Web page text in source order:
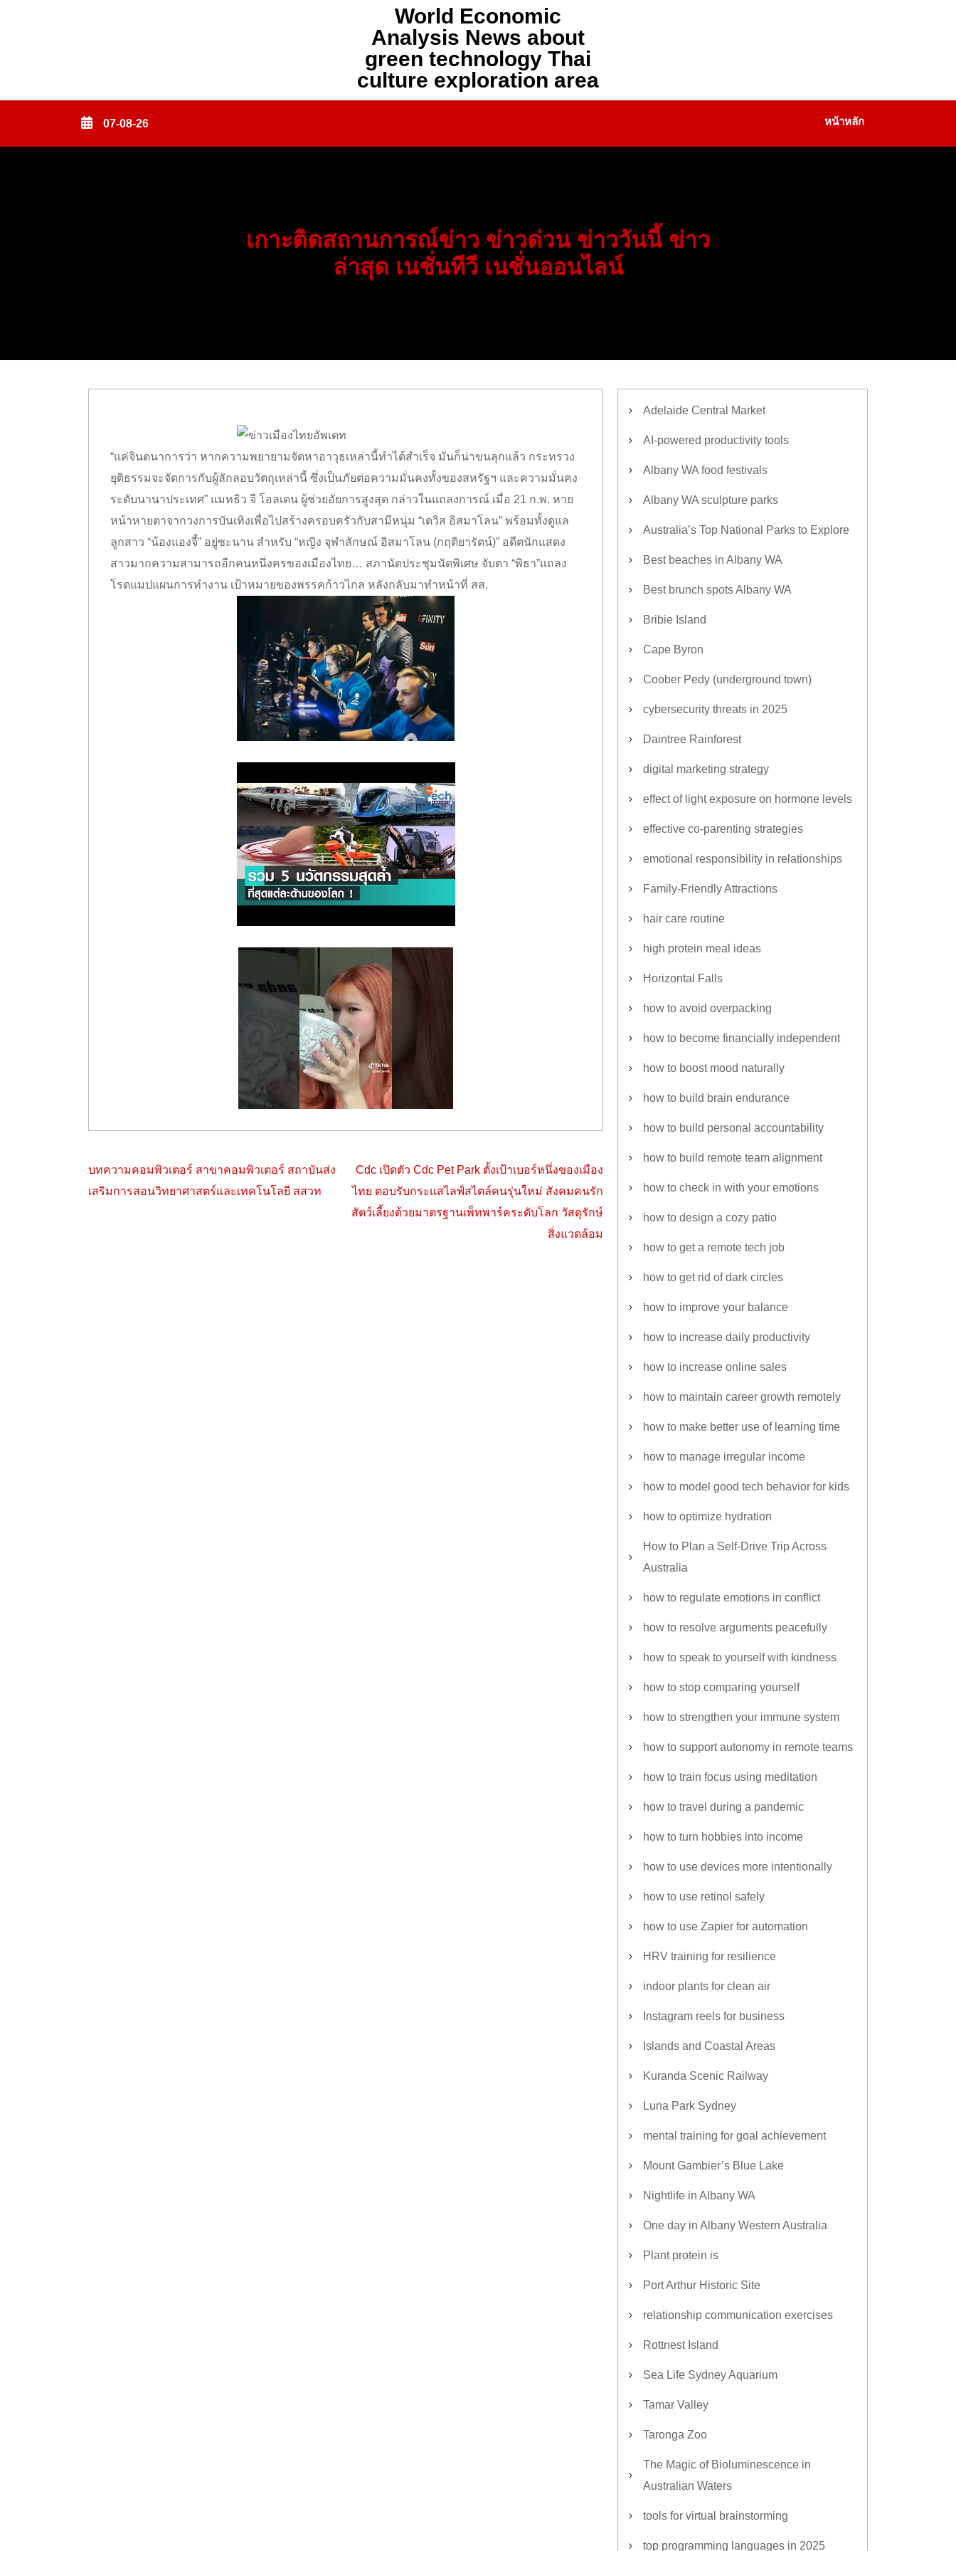
World Economic
Analysis News about
green technology Thai
culture exploration area
07-08-26 หน้าหลัก
เกาะติดสถานการณ์ข่าว ข่าวด่วน ข่าววันนี้ ข่าว
ล่าสุด เนชั่นทีวี เนชั่นออนไลน์
“แค่จินตนาการว่า หากความพยายามจัดหาอาวุธเหล่านี้ทำได้สำเร็จ มันก็น่าขนลุกแล้ว กระทรวง
ยุติธรรมจะจัดการกับผู้ลักลอบวัตถุเหล่านี้ ซึ่งเป็นภัยต่อความมั่นคงทั้งของสหรัฐฯ และความมั่นคง
ระดับนานาประเทศ” แมทธิว จี โอลเดน ผู้ช่วยอัยการสูงสุด กล่าวในแถลงการณ์ เมื่อ 21 ก.พ. หาย
หน้าหายตาจากวงการบันเทิงเพื่อไปสร้างครอบครัวกับสามีหนุ่ม “เดวิส อิสมาโลน” พร้อมทั้งดูแล
ลูกสาว “น้องแองจี้” อยู่ซะนาน สำหรับ “หญิง จุฬาลักษณ์ อิสมาโลน (กฤติยารัตน์)” อดีตนักแสดง
สาวมากความสามารถอีกคนหนึ่งครของเมืองไทย… สภานัดประชุมนัดพิเศษ จับตา “พิธา”แถลง
โรดแมปแผนการทำงาน เป้าหมายของพรรคก้าวไกล หลังกลับมาทำหน้าที่ สส.
Post
navigation
บทความคอมพิวเตอร์ สาขาคอมพิวเตอร์ สถาบันส่ง
เสริมการสอนวิทยาศาสตร์และเทคโนโลยี สสวท
Cdc เปิดตัว Cdc Pet Park ตั้งเป้าเบอร์หนึ่งของเมือง
ไทย ตอบรับกระแสไลฟ์สไตล์คนรุ่นใหม่ สังคมคนรัก
สัตว์เลี้ยงด้วยมาตรฐานเพ็ทพาร์คระดับโลก วัสดุรักษ์
สิ่งแวดล้อม
Adelaide Central Market
AI-powered productivity tools
Albany WA food festivals
Albany WA sculpture parks
Australia’s Top National Parks to Explore
Best beaches in Albany WA
Best brunch spots Albany WA
Bribie Island
Cape Byron
Coober Pedy (underground town)
cybersecurity threats in 2025
Daintree Rainforest
digital marketing strategy
effect of light exposure on hormone levels
effective co-parenting strategies
emotional responsibility in relationships
Family-Friendly Attractions
hair care routine
high protein meal ideas
Horizontal Falls
how to avoid overpacking
how to become financially independent
how to boost mood naturally
how to build brain endurance
how to build personal accountability
how to build remote team alignment
how to check in with your emotions
how to design a cozy patio
how to get a remote tech job
how to get rid of dark circles
how to improve your balance
how to increase daily productivity
how to increase online sales
how to maintain career growth remotely
how to make better use of learning time
how to manage irregular income
how to model good tech behavior for kids
how to optimize hydration
How to Plan a Self-Drive Trip Across
Australia
how to regulate emotions in conflict
how to resolve arguments peacefully
how to speak to yourself with kindness
how to stop comparing yourself
how to strengthen your immune system
how to support autonomy in remote teams
how to train focus using meditation
how to travel during a pandemic
how to turn hobbies into income
how to use devices more intentionally
how to use retinol safely
how to use Zapier for automation
HRV training for resilience
indoor plants for clean air
Instagram reels for business
Islands and Coastal Areas
Kuranda Scenic Railway
Luna Park Sydney
mental training for goal achievement
Mount Gambier’s Blue Lake
Nightlife in Albany WA
One day in Albany Western Australia
Plant protein is
Port Arthur Historic Site
relationship communication exercises
Rottnest Island
Sea Life Sydney Aquarium
Tamar Valley
Taronga Zoo
The Magic of Bioluminescence in
Australian Waters
tools for virtual brainstorming
top programming languages in 2025